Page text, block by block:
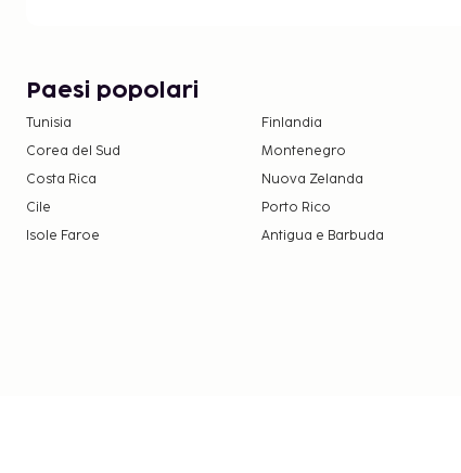
loco. Le opportunità di svago non mancano:
venerdì e il sabato:
Vasca idromassaggio
Paesi popolari
Tunisia Finlandia
Corea del Sud
Montenegro
Costa Rica
Nuova Zelanda
Cile
Porto Rico
Isole Faroe
Antigua e Barbuda